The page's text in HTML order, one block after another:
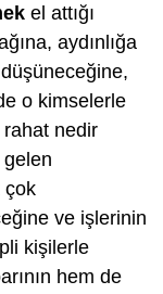
el attığı
aydınlığa
o kimselerle
nedir
çok
ve işlerinin
kişilerle
hem de